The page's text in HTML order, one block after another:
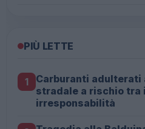
PIÙ LETTE
1
Carburanti adulterati
stradale a rischio tra
irresponsabilità